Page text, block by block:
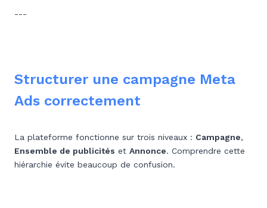
---
Structurer une campagne Meta
Ads correctement
La plateforme fonctionne sur trois niveaux : Campagne,
Ensemble de publicités et Annonce. Comprendre cette
hiérarchie évite beaucoup de confusion.